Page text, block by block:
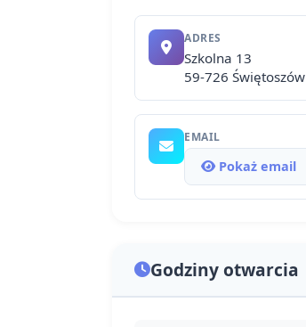
ADRES
Szkolna 13
59-726 Świętoszów
EMAIL
Pokaż email
Godziny otwarcia